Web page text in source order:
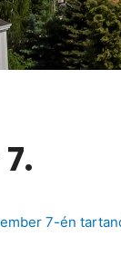
7-én